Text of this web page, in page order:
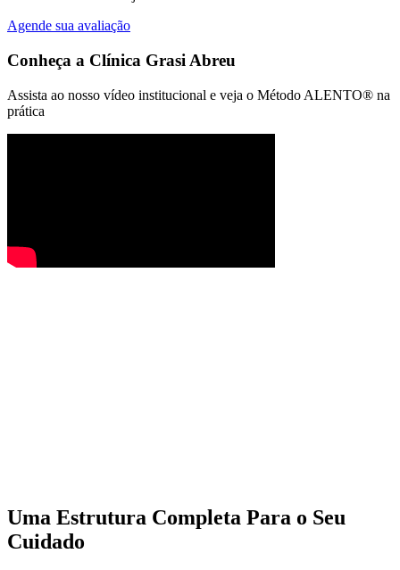
Agende sua avaliação
Conheça a Clínica Grasi Abreu
Assista ao nosso vídeo institucional e veja o Método ALENTO® na
prática
Uma Estrutura Completa Para o Seu
Cuidado